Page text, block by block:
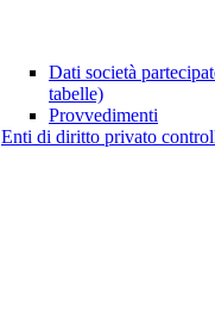
Dati società
tabelle)
Provvedimenti
Enti di diritto privato